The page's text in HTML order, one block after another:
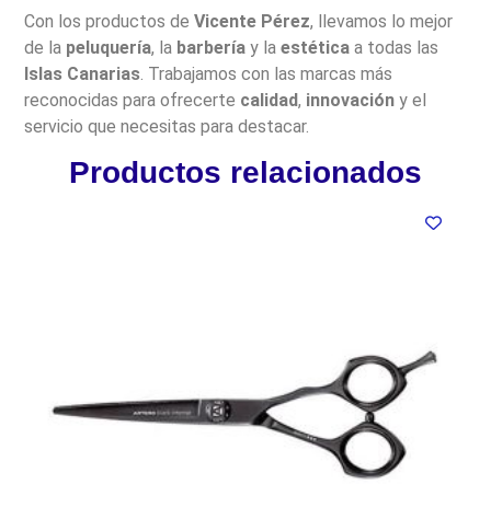
Con los productos deVicente Pérez, llevamos lo mejor
de la peluquería, la barbería y laestética a todas las
Islas Canarias. Trabajamos con las marcas más
reconocidas para ofrecerte calidad, innovación y el
servicio que necesitas para destacar.
Productos relacionados